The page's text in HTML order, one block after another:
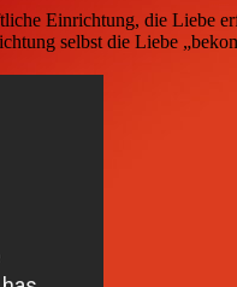
Einrichtung, die Liebe
selbst die Liebe